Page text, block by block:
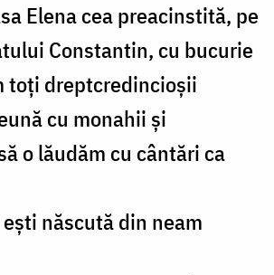
Elena cea preacinstită, pe
Constantin, cu bucurie
toţi dreptcredincioşii
cu monahii şi
o lăudăm cu cântări ca
născută din neam